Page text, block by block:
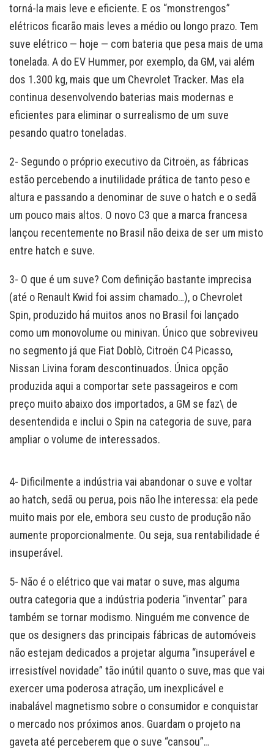
torná-la mais leve e eficiente. E os “monstrengos”
elétricos ficarão mais leves a médio ou longo prazo. Tem
suve elétrico — hoje — com bateria que pesa mais de uma
tonelada. A do EV Hummer, por exemplo, da GM, vai além
dos 1.300 kg, mais que um Chevrolet Tracker. Mas ela
continua desenvolvendo baterias mais modernas e
eficientes para eliminar o surrealismo de um suve
pesando quatro toneladas.
2- Segundo o próprio executivo da Citroën, as fábricas
estão percebendo a inutilidade prática de tanto peso e
altura e passando a denominar de suve o hatch e o sedã
um pouco mais altos. O novo C3 que a marca francesa
lançou recentemente no Brasil não deixa de ser um misto
entre hatch e suve.
3- O que é um suve? Com definição bastante imprecisa
(até o Renault Kwid foi assim chamado…), o Chevrolet
Spin, produzido há muitos anos no Brasil foi lançado
como um monovolume ou minivan. Único que sobreviveu
no segmento já que Fiat Doblò, Citroën C4 Picasso,
Nissan Livina foram descontinuados. Única opção
produzida aqui a comportar sete passageiros e com
preço muito abaixo dos importados, a GM se faz\ de
desentendida e inclui o Spin na categoria de suve, para
ampliar o volume de interessados.
4- Dificilmente a indústria vai abandonar o suve e voltar
ao hatch, sedã ou perua, pois não lhe interessa: ela pede
muito mais por ele, embora seu custo de produção não
aumente proporcionalmente. Ou seja, sua rentabilidade é
insuperável.
5- Não é o elétrico que vai matar o suve, mas alguma
outra categoria que a indústria poderia “inventar” para
também se tornar modismo. Ninguém me convence de
que os designers das principais fábricas de automóveis
não estejam dedicados a projetar alguma “insuperável e
irresistível novidade” tão inútil quanto o suve, mas que vai
exercer uma poderosa atração, um inexplicável e
inabalável magnetismo sobre o consumidor e conquistar
o mercado nos próximos anos. Guardam o projeto na
gaveta até perceberem que o suve “cansou”…